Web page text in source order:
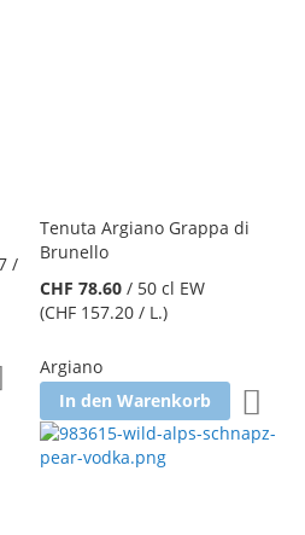
/
Zur Wunschliste hinzufügen
Tenuta Argiano Grappa di
Brunello
CHF 78.60 / 50 cl EW
(CHF 157.20 / L.)
Argiano
In den Warenkorb